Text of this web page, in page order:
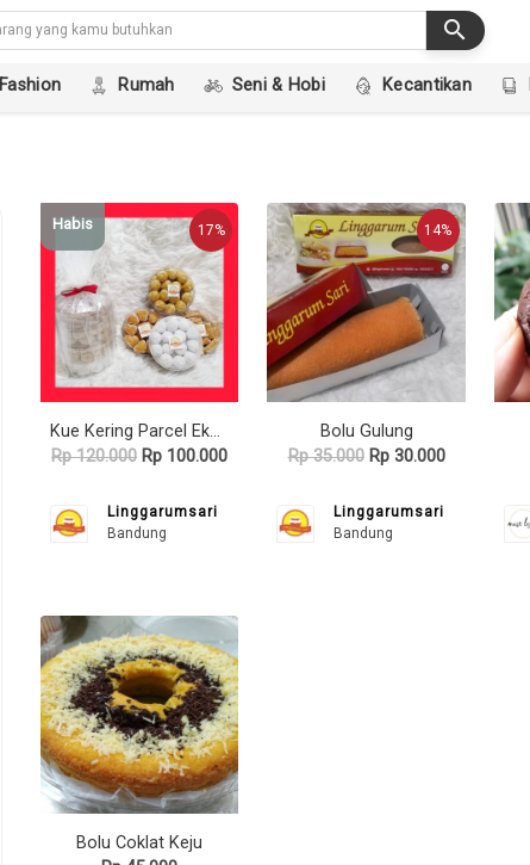
search
Fashion Rumah Seni & Hobi Kecantikan
17%
Habis
Kue Kering Parcel Ekonomis
Rp 120.000 Rp 100.000
Linggarumsari
Bandung
14%
Bolu Gulung
Rp 35.000Rp 30.000
Linggarumsari
Bandung
Bolu Coklat Keju